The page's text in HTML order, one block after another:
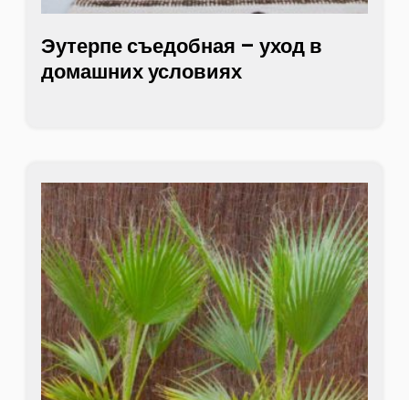
Эутерпе съедобная – уход в
домашних условиях